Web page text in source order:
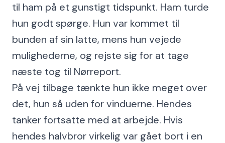
til ham på et gunstigt tidspunkt. Ham turde
hun godt spørge. Hun var kommet til
bunden af sin latte, mens hun vejede
mulighederne, og rejste sig for at tage
næste tog til Nørreport.
På vej tilbage tænkte hun ikke meget over
det, hun så uden for vinduerne. Hendes
tanker fortsatte med at arbejde. Hvis
hendes halvbror virkelig var gået bort i en